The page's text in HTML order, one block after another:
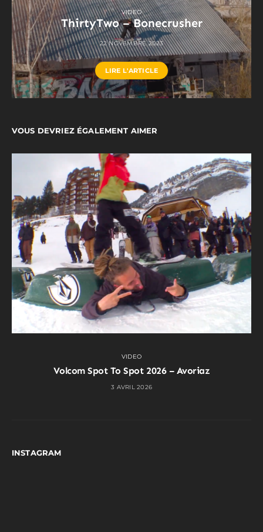
VIDEO
ThirtyTwo – Bonecrusher
22 NOVEMBRE 2023
LIRE L'ARTICLE
VOUS DEVRIEZ ÉGALEMENT AIMER
VIDEO
Volcom Spot To Spot 2026 – Avoriaz
3 AVRIL 2026
INSTAGRAM